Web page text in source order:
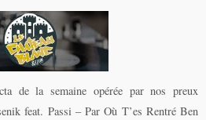
de la semaine opérée par nos preux
feat. Passi – Par Où T’es Rentré Ben